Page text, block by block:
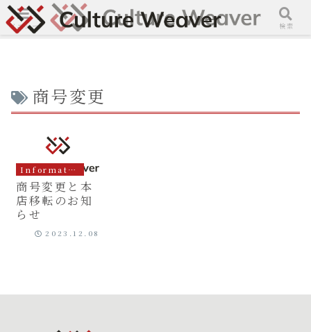
商号変更
Information
商号変更と本
店移転のお知
らせ
2023.12.08
メニュー 検索